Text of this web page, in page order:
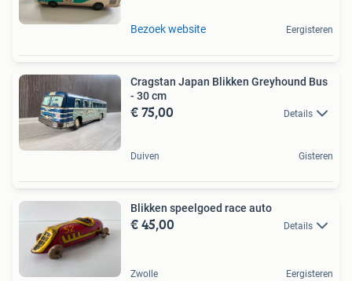
Bezoek website Eergisteren
Cragstan Japan Blikken Greyhound Bus
- 30 cm
€ 75,00 Details
Duiven Gisteren
Blikken speelgoed race auto
€ 45,00 Details
Zwolle Eergisteren